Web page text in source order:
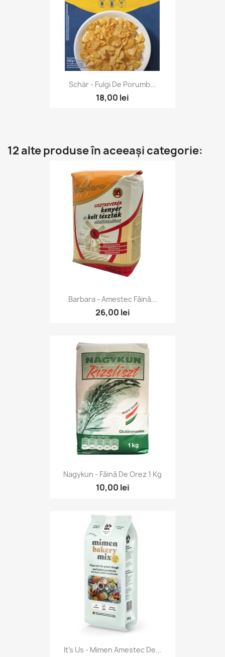
Schär - Fulgi De Porumb...
18,00 lei
12 alte produse în aceeași categorie:
Barbara - Amestec Făină...
26,00 lei
Nagykun - Făină De Orez 1 Kg
10,00 lei
It's Us - Mimen Amestec De...